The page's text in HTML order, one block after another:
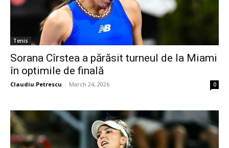
Tenis
Sorana Cîrstea a părăsit turneul de la Miami
în optimile de finală
Claudiu Petrescu - March 24, 2026 0